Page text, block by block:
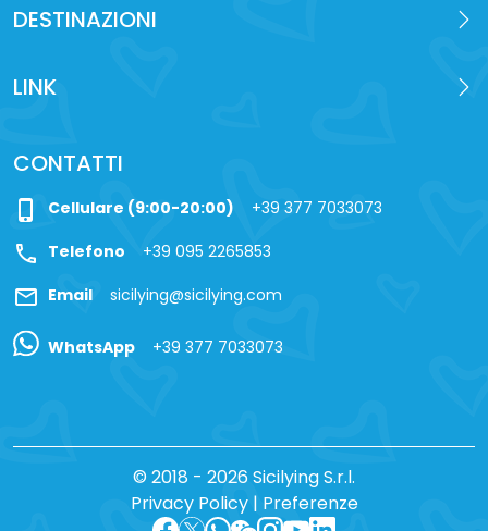
DESTINAZIONI
LINK
CONTATTI
phone_iphone Cellulare (9:00-20:00) +39 377 7033073
call Telefono +39 095 2265853
mail Email sicilying@sicilying.com
WhatsApp +39 377 7033073
© 2018 - 2026 Sicilying S.r.l.
Privacy Policy| Preferenze